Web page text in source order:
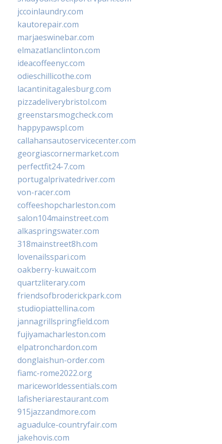
jccoinlaundry.com
kautorepair.com
marjaeswinebar.com
elmazatlanclinton.com
ideacoffeenyc.com
odieschillicothe.com
lacantinitagalesburg.com
pizzadeliverybristol.com
greenstarsmogcheck.com
happypawspl.com
callahansautoservicecenter.com
georgiascornermarket.com
perfectfit24-7.com
portugalprivatedriver.com
von-racer.com
coffeeshopcharleston.com
salon104mainstreet.com
alkaspringswater.com
318mainstreet8h.com
lovenailsspari.com
oakberry-kuwait.com
quartzliterary.com
friendsofbroderickpark.com
studiopiattellina.com
jannagrillspringfield.com
fujiyamacharleston.com
elpatronchardon.com
donglaishun-order.com
fiamc-rome2022.org
mariceworldessentials.com
lafisheriarestaurant.com
915jazzandmore.com
aguadulce-countryfair.com
jakehovis.com